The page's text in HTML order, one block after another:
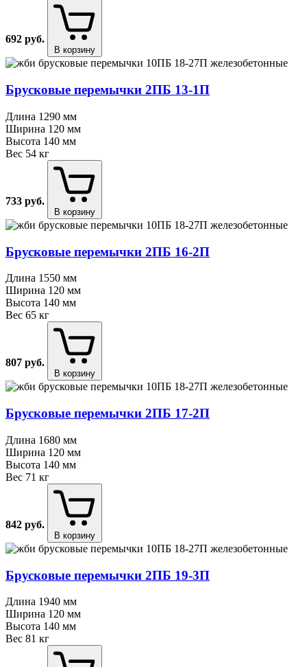
692 руб.
В корзину
Брусковые перемычки 2ПБ 13⁠-⁠1П
Длина 1290 мм
Ширина 120 мм
Высота 140 мм
Вес 54 кг
733 руб.
В корзину
Брусковые перемычки 2ПБ 16⁠-⁠2П
Длина 1550 мм
Ширина 120 мм
Высота 140 мм
Вес 65 кг
807 руб.
В корзину
Брусковые перемычки 2ПБ 17⁠-⁠2П
Длина 1680 мм
Ширина 120 мм
Высота 140 мм
Вес 71 кг
842 руб.
В корзину
Брусковые перемычки 2ПБ 19⁠-⁠3П
Длина 1940 мм
Ширина 120 мм
Высота 140 мм
Вес 81 кг